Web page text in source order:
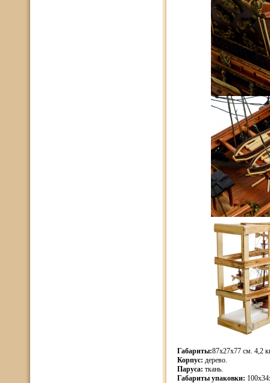
Габариты:87х27х77 см. 4,2
Корпус: дерево.
Паруса: ткань.
Габариты упаковки: